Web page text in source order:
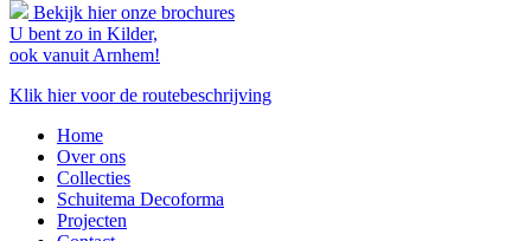
Bekijk hier onze brochures
U bent zo in Kilder,
ook vanuit Arnhem!
Klik hier voor de routebeschrijving
Home
Over ons
Collecties
Schuitema Decoforma
Projecten